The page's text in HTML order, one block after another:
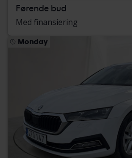
Førende bud
Med finansiering
Monday